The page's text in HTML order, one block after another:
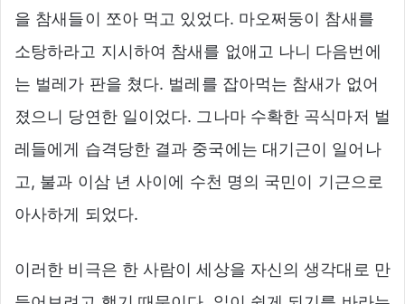
을 참새들이 쪼아 먹고 있었다. 마오쩌둥이 참새를
소탕하라고 지시하여 참새를 없애고 나니 다음번에
는 벌레가 판을 쳤다. 벌레를 잡아먹는 참새가 없어
졌으니 당연한 일이었다. 그나마 수확한 곡식마저 벌
레들에게 습격당한 결과 중국에는 대기근이 일어나
고, 불과 이삼 년 사이에 수천 명의 국민이 기근으로
아사하게 되었다.
이러한 비극은 한 사람이 세상을 자신의 생각대로 만